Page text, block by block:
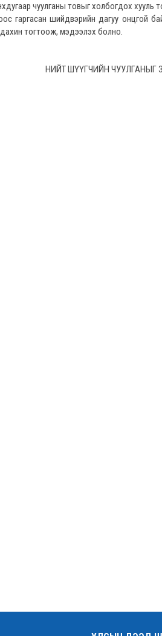
чуулганы товыг холбогдох
гаргасан шийдвэрийн дагуу онцгой
тогтоож, мэдээлэх болно.
НИЙТ ШҮҮГЧИЙН